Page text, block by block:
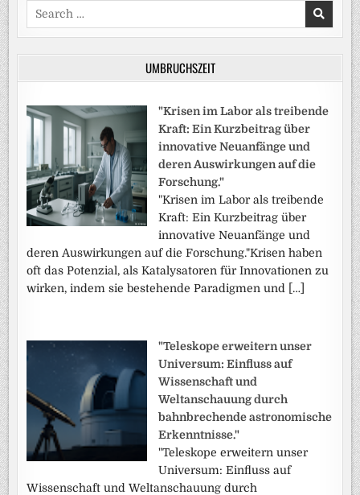
Search
for:
UMBRUCHSZEIT
"Krisen im Labor als treibende
Kraft: Ein Kurzbeitrag über
innovative Neuanfänge und
deren Auswirkungen auf die
Forschung."
"Krisen im Labor als treibende
Kraft: Ein Kurzbeitrag über
innovative Neuanfänge und
deren Auswirkungen auf die Forschung."Krisen haben
oft das Potenzial, als Katalysatoren für Innovationen zu
wirken, indem sie bestehende Paradigmen und […]
"Teleskope erweitern unser
Universum: Einfluss auf
Wissenschaft und
Weltanschauung durch
bahnbrechende astronomische
Erkenntnisse."
"Teleskope erweitern unser
Universum: Einfluss auf
Wissenschaft und Weltanschauung durch